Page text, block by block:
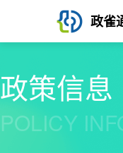
政雀
政策信息
POLICY